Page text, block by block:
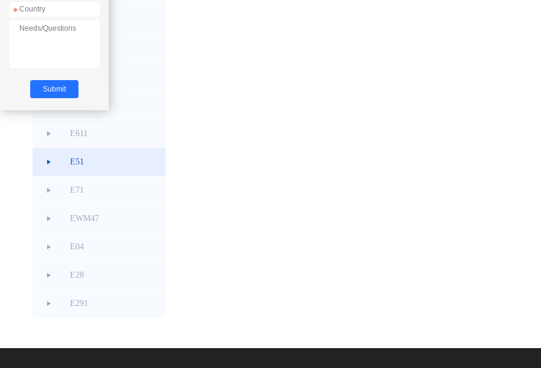
E611
E51
E71
EWM47
E04
E28
E291
*